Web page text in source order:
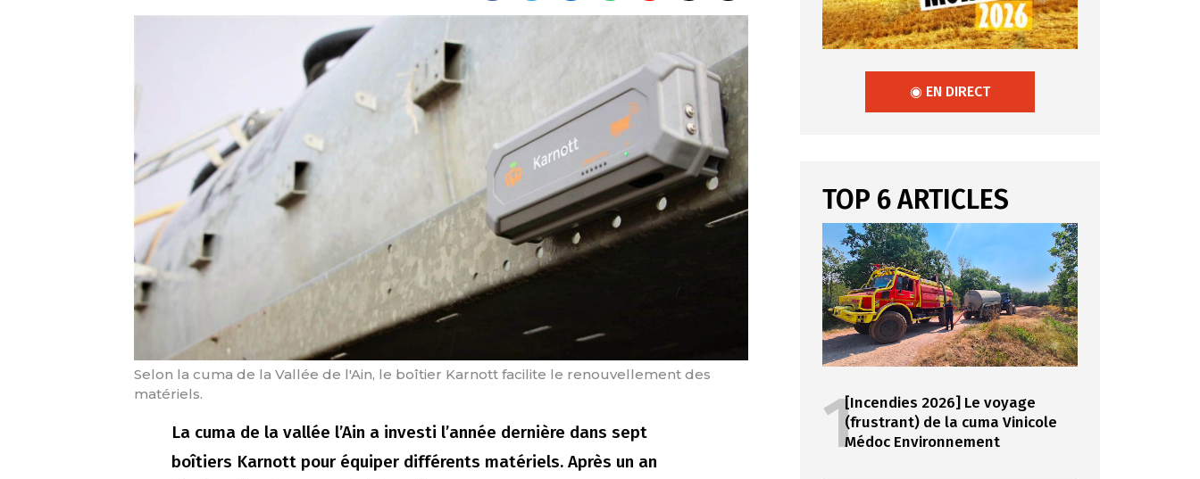
Selon la cuma de la Vallée de l'Ain, le boîtier Karnott facilite le renouvellement des
matériels.
La cuma de la vallée l’Ain a investi l’année dernière dans sept
boîtiers Karnott pour équiper différents matériels. Après un an
◉ EN DIRECT
TOP 6 ARTICLES
1[Incendies 2026] Le voyage
(frustrant) de la cuma Vinicole
Médoc Environnement